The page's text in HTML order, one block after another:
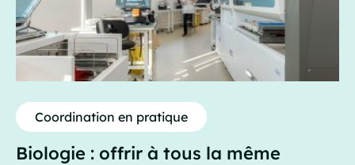
Coordination en pratique
Biologie : offrir à tous la même